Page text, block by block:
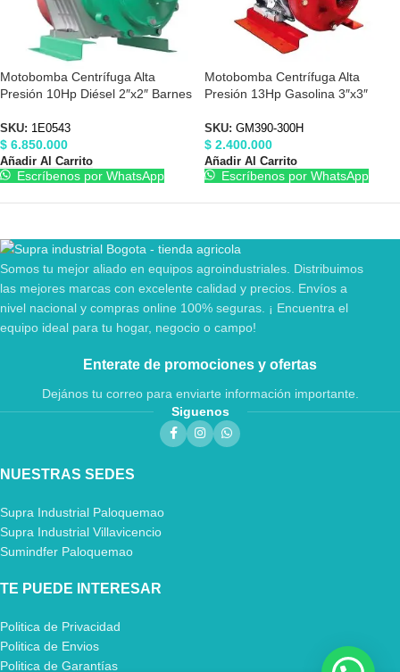
Motobomba Centrífuga Alta
Presión 10Hp Diésel 2″x2″ Barnes
SKU: 1E0543
$ 6.850.000
Añadir Al Carrito
Escríbenos por WhatsApp
Motobomba Centrífuga Alta
Presión 13Hp Gasolina 3″x3″
SKU: GM390-300H
$ 2.400.000
Añadir Al Carrito
Escríbenos por WhatsApp
Somos tu mejor aliado en equipos agroindustriales. Distribuimos
las mejores marcas con excelente calidad y precios. Envíos a
nivel nacional y compras online 100% seguras. ¡ Encuentra el
equipo ideal para tu hogar, negocio o campo!
Enterate de promociones y ofertas
Dejános tu correo para enviarte información importante.
Siguenos
NUESTRAS SEDES
Supra Industrial Paloquemao
Supra Industrial Villavicencio
Sumindfer Paloquemao
TE PUEDE INTERESAR
Politica de Privacidad
Politica de Envios
Politica de Garantías